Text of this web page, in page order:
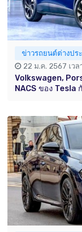
ข่าวรถยนต์ต่างปร
22 ม.ค. 2567 เวล
Volkswagen,
NACS ของ